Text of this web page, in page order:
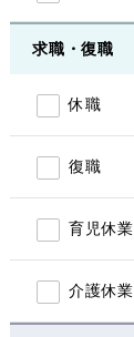
求職・復職
休職
復職
育児休業
介護休業